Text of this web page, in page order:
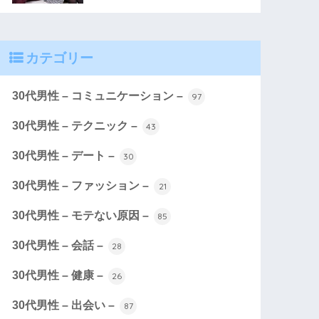
カテゴリー
30代男性 – コミュニケーション – 97
30代男性 – テクニック – 43
30代男性 – デート – 30
30代男性 – ファッション – 21
30代男性 – モテない原因 – 85
30代男性 – 会話 – 28
30代男性 – 健康 – 26
30代男性 – 出会い – 87